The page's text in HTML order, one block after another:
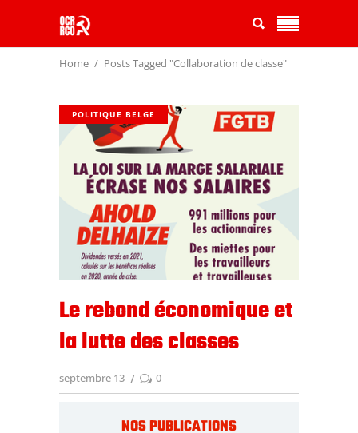
Home Posts Tagged "Collaboration de classe"
POLITIQUE BELGE
Le rebond économique et
la lutte des classes
septembre 13 0
NOS PUBLICATIONS